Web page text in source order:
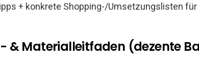
+ konkrete Shopping-/Umsetzungslisten
& Materialleitfaden (dezente